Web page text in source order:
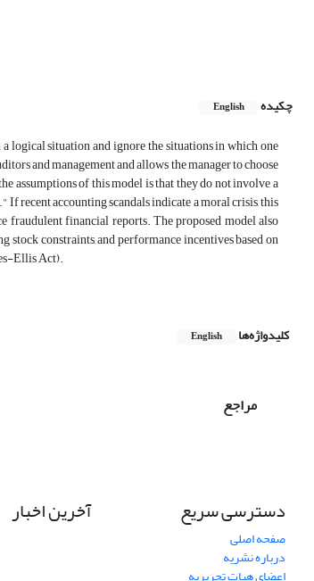
چکیده
English
logical situation and ignore the situations in which one
and management and allows the manager to choose
assumptions of this model is that they do not involve a
recent accounting scandals indicate a moral crisis, this
fraudulent financial reports. The proposed model also
constraints, and performance incentives based on
Ellis Act).
کلیدواژه‌ها English
مراجع
دسترسی سریع
صفحه اصلی
درباره نشریه
آخرین اخبار